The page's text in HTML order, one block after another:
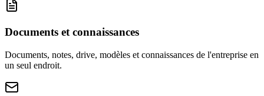
Documents et connaissances
Documents, notes, drive, modèles et connaissances de l'entreprise en
un seul endroit.